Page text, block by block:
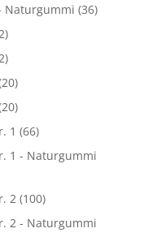
Naturgummi (36)
1 (66)
1 - Naturgummi
2 (100)
2 - Naturgummi